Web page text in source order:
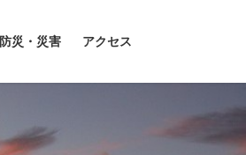
防災・災害 アクセス